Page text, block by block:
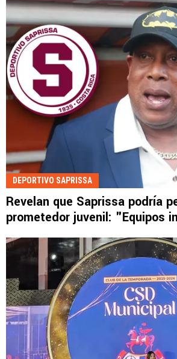
DEPORTIVO SAPRISSA
Revelan que Saprissa podría
prometedor juvenil: "Equipos